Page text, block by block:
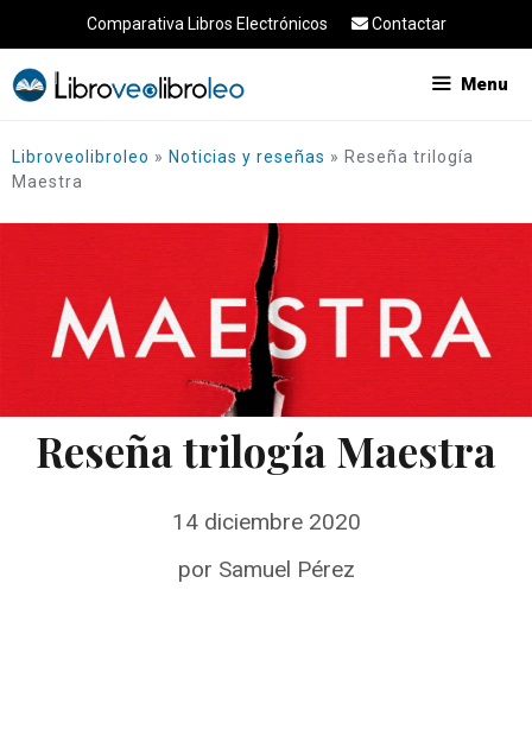
al
contenido
Comparativa Libros Electrónicos Contactar
Menu
Libroveolibroleo » Noticias y reseñas » Reseña trilogía
Maestra
Reseña trilogía Maestra
14 diciembre 2020
por Samuel Pérez